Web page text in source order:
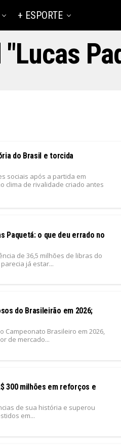
+ ESPORTE
do Brasil e torcida
sociais após a partida em
clima de rivalidade criado antes
Paquetá: o que deu errado no
de 36,5 milhões de libras do
já estar...
do Brasileirão em 2026;
Campeonato Brasileiro em 2026,
de mercado...
300 milhões em reforços e
de sua história e superou
em...